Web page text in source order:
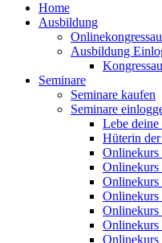
Home
Ausbildung
Ausbildung
Seminare
Seminare kaufen
Seminare
Lebe
Hüterin
Onlinekurs
Onlinekurs
Onlinekurs
Onlinekurs
Onlinekurs